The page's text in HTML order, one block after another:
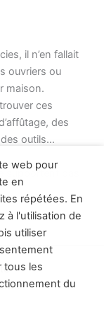
il n’en fallait
il n’en fallait
ouvriers ou
maison.
ces
des
des outils…
supportent pas
menuiserie
et maitrisé
une
web pour
en
répétées. En
à l'utilisation de
utiliser
tous les
du